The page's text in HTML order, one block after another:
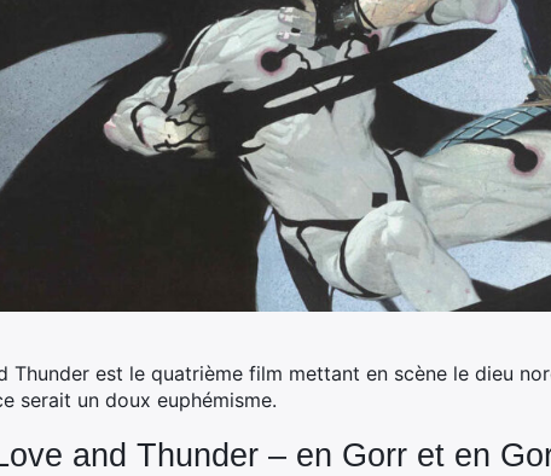
Thunder est le quatrième film mettant en scène le dieu
serait un doux euphémisme.
and Thunder – en Gorr et en